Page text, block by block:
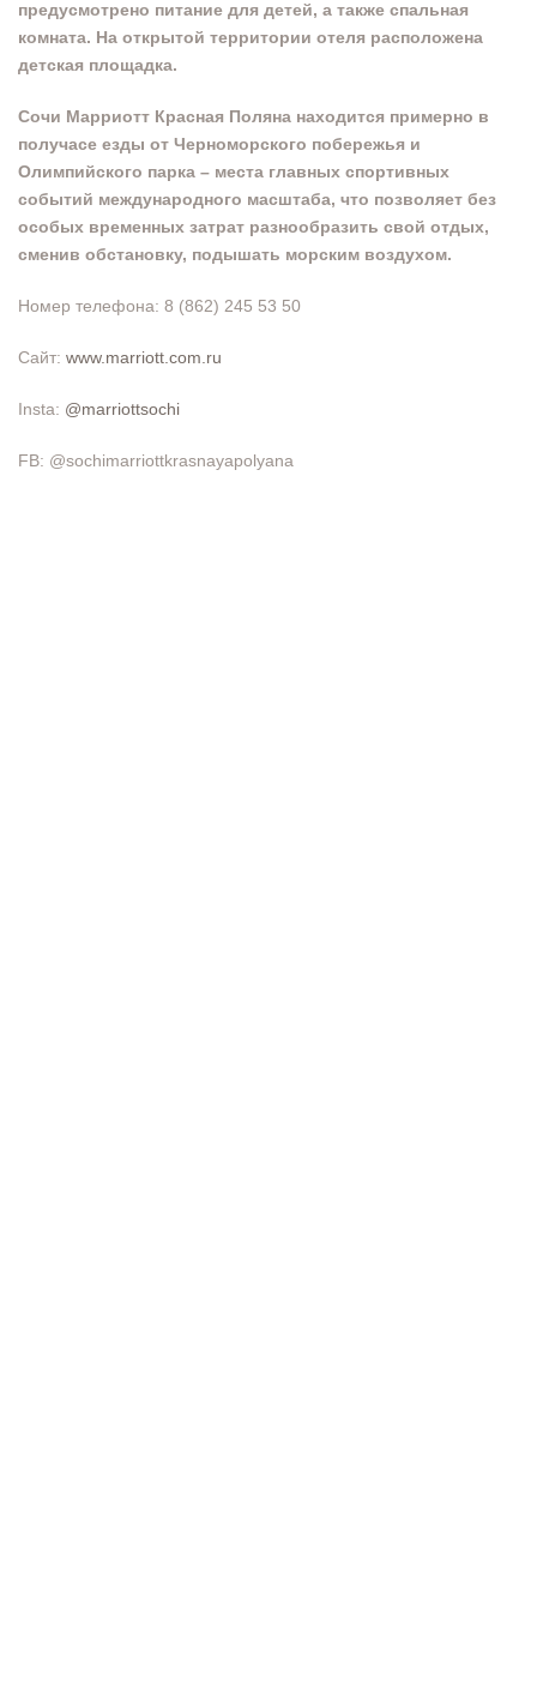
предусмотрено питание для детей, а также спальная
комната. На открытой территории отеля расположена
детская площадка.
Сочи Марриотт Красная Поляна находится примерно в
получасе езды от Черноморского побережья и
Олимпийского парка – места главных спортивных
событий международного масштаба, что позволяет без
особых временных затрат разнообразить свой отдых,
сменив обстановку, подышать морским воздухом.
Номер телефона: 8 (862) 245 53 50
Сайт: www.marriott.com.ru
Insta: @marriottsochi
FB: @sochimarriottkrasnayapolyana